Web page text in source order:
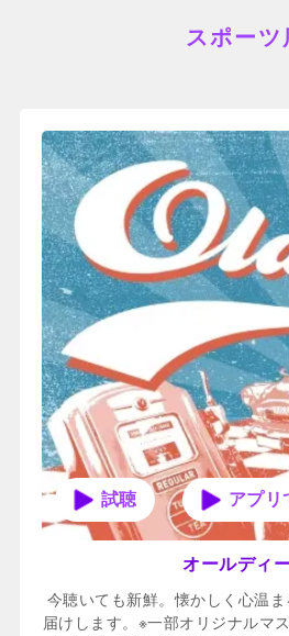
スポーツ
アプリ
オールディ
今聴いても新鮮。懐かしく心温
届けします。※一部オリジナルマ